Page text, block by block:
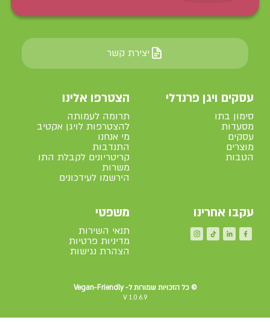
יצירת קשר
עסקים ויגן פרנדלי
סימון בתו
מסעדות
עסקים
מוצרים
הטבות
הצטרפו אלינו
תרומה לעמותה
להצטרפות לויגן אקטיב
מי אנחנו
התנדבות
קריטריונים לקבלת התו
משרות
הירשמו לעידכונים
עקבו אחרינו משפטי
תנאי השירות
מדיניות פרטיות
הצהרת נגישות
© כל הזכויות שמורות ל- Vegan-Friendly
V 1.0.6.9